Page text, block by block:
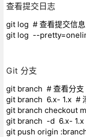
查看提交日志
git log # 查看提交信息
git log --
Git 分支
git branch # 查看分支
git branch 6.x- 1.x #
git branch checkout
git branch -d 6.x- 1.x
git push origin